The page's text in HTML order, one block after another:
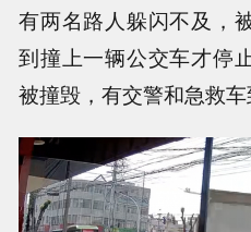
有两名路人躲闪不及，
到撞上一辆公交车才停
被撞毁，有交警和急救车